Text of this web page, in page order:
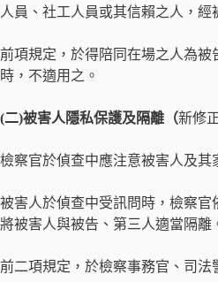
人員、社工人員或其信賴之人，
前項規定，於得陪同在場之人為
時，不適用之。
(二)被害人隱私保護及隔離（新修
檢察官於偵查中應注意被害人及其
被害人於偵查中受訊問時，檢察官
將被害人與被告、第三人適當隔離
前二項規定，於檢察事務官、司法